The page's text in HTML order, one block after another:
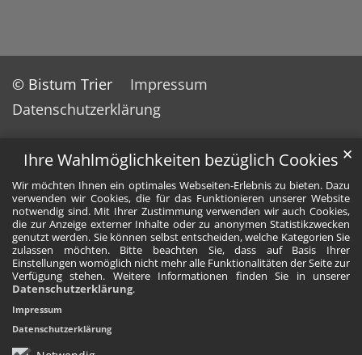
Ihre Wahlmöglichkeiten bezüglich Cookies
Wir möchten Ihnen ein optimales Webseiten-Erlebnis zu bieten. Dazu
verwenden wir Cookies, die für das Funktionieren unserer Website
notwendig sind. Mit Ihrer Zustimmung verwenden wir auch Cookies,
die zur Anzeige externer Inhalte oder zu anonymen Statistikzwecken
genutzt werden. Sie können selbst entscheiden, welche Kategorien Sie
zulassen möchten. Bitte beachten Sie, dass auf Basis Ihrer
Einstellungen womöglich nicht mehr alle Funktionalitäten der Seite zur
Verfügung stehen. Weitere Informationen finden Sie in unserer
Datenschutzerklärung.
✕
Impressum
Datenschutzerklärung
© Bistum Trier
Impressum
Datenschutzerklärung